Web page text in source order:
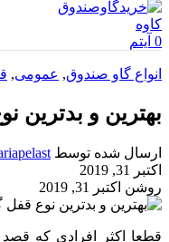
0 آیتم
انواع گاو صندوق, عمومی,
بهترین و بدترین
ارسال شده توسط
اکتبر 31, 2019
روشن اکتبر 31, 2019
قطعا اکثر افرادی که قصد